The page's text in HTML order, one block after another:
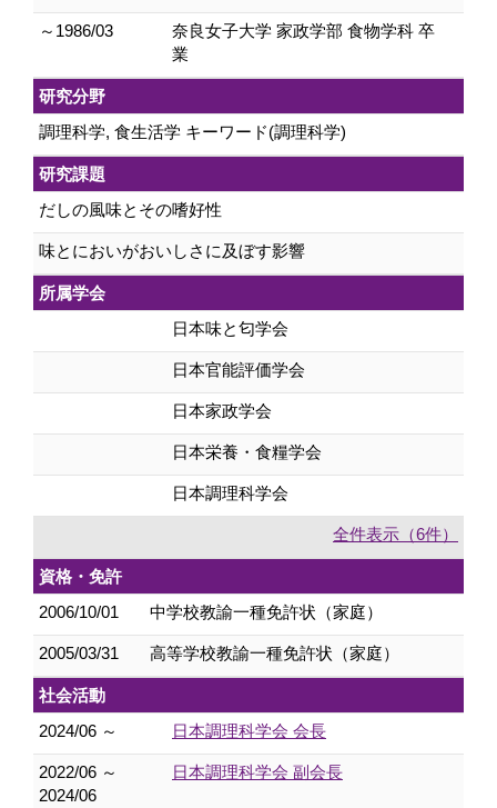
～1986/03
奈良女子大学 家政学部 食物学科 卒
業
研究分野
調理科学, 食生活学 キーワード(調理科学)
研究課題
だしの風味とその嗜好性
味とにおいがおいしさに及ぼす影響
所属学会
日本味と匂学会
日本官能評価学会
日本家政学会
日本栄養・食糧学会
日本調理科学会
全件表示（6件）
資格・免許
2006/10/01
中学校教諭一種免許状（家庭）
2005/03/31 高等学校教諭一種免許状（家庭）
社会活動
2024/06 ～
日本調理科学会 会長
2022/06 ～
2024/06
日本調理科学会 副会長